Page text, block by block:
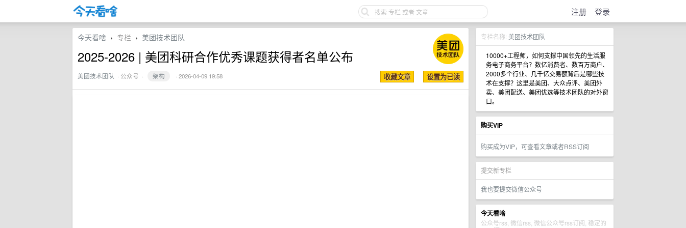
注册 登录
专栏名称: 美团技术团队
10000+工程师，如何支撑中国领先的生活服
务电子商务平台？数亿消费者、数百万商户、
2000多个行业、几千亿交易额背后是哪些技
术在支撑？这里是美团、大众点评、美团外
卖、美团配送、美团优选等技术团队的对外窗
口。
购买VIP
购买成为VIP，可查看文章或者RSS订阅
提交新专栏
我也要提交微信公众号
今天看啥
公众号rss, 微信rss, 微信公众号rss订阅, 稳定的
今天看啥 › 专栏 › 美团技术团队
2025-2026 | 美团科研合作优秀课题获得者名单公布
美团技术团队 · 公众号 · 架构 · 2026-04-09 19:58